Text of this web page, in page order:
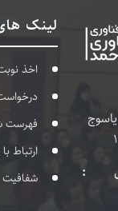
- فکس :
لینک
اخذ
فهرست
ارتباط
شفافیت